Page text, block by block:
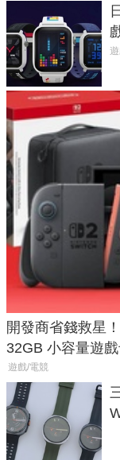
開發商省錢救星
32GB 小容量遊
遊戲/電競